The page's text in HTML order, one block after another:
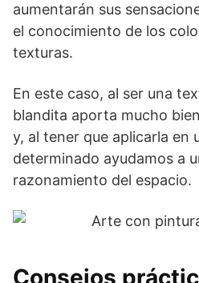
aumentarán sus
el conocimiento de los
texturas.
En este caso, al ser una
blandita aporta mucho
y, al tener que aplicarla en
determinado ayudamos a
razonamiento del espacio.
Consejos